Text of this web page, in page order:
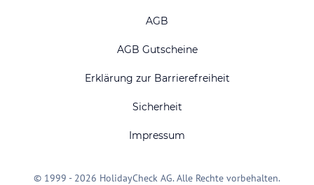
AGB
AGB Gutscheine
Erklärung zur Barrierefreiheit
Sicherheit
Impressum
© 1999 - 2026 HolidayCheck AG. Alle Rechte vorbehalten.